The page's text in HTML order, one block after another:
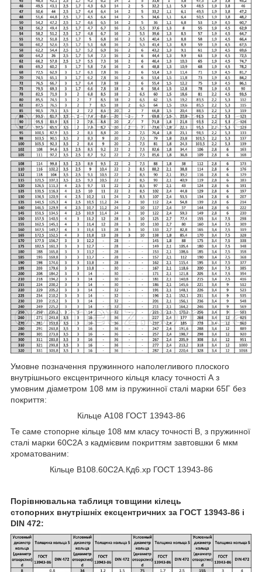
Умовне позначення пружинного наполегливого плоского
внутрішнього ексцентричного кільця класу точності А з
умовним діаметром 108 мм із пружинної сталі марки 65Г без
покриття:
Кільце А108 ГОСТ 13943-86
Те саме стопорне кільце 108 мм класу точності В, з пружинної
сталі марки 60С2А з кадмієвим покриттям завтовшки 6 мкм
хроматованим:
Кільце В108.60С2А.Кд6.хр ГОСТ 13943-86
Порівнювальна таблиця товщини кілець
стопорних внутрішніх ексцентричних за ГОСТ 13943-86 і
DIN 472: